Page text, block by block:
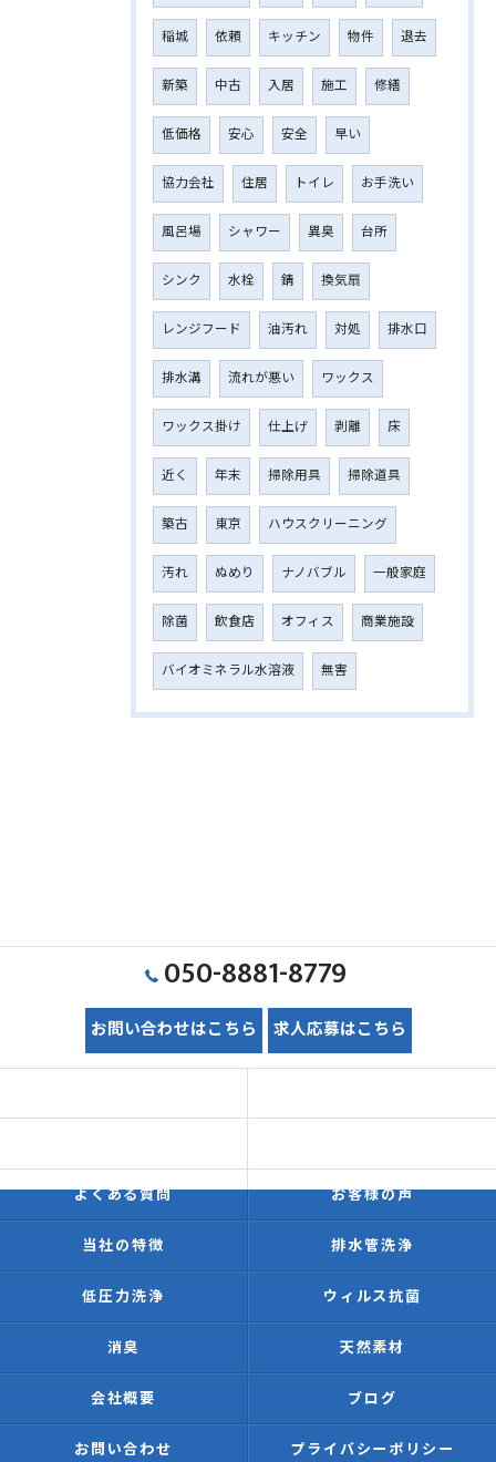
稲城 依頼 キッチン 物件 退去
新築 中古 入居 施工 修繕
低価格 安心 安全 早い
協力会社 住居 トイレ お手洗い
風呂場 シャワー 異臭 台所
シンク 水栓 錆 換気扇
レンジフード 油汚れ 対処 排水口
排水溝 流れが悪い ワックス
ワックス掛け 仕上げ 剥離 床
近く 年末 掃除用具 掃除道具
築古 東京 ハウスクリーニング
汚れ ぬめり ナノバブル 一般家庭
除菌 飲食店 オフィス 商業施設
バイオミネラル水溶液 無害
050-8881-8779
お問い合わせはこちら 求人応募はこちら
よくある質問 お客様の声
当社の特徴 排水管洗浄
低圧力洗浄 ウィルス抗菌
消臭 天然素材
会社概要 ブログ
お問い合わせ プライバシーポリシー